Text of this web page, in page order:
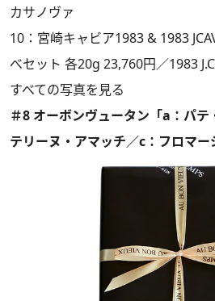
カサノヴァ
10：宮崎キャビア1983 & 1983
べセット 各20g 23,760円／1983
すべての写真を見る
＃8 オーボンヴュータン「a：パテ
テリーヌ・アマッチ／c：フロマー